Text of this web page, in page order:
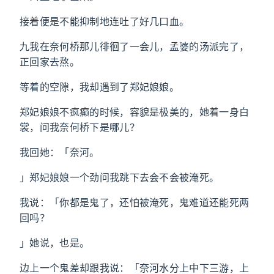
接着便是不能抑制地连吐了好几口血。
九我在奈何桥那儿徘徊了一会儿，孟婆的汤派完了，
正回家去熬。
等着的空隙，我却遇到了郑妃娘娘。
郑妃娘娘不疯癫的时候，容貌是极美的，她着一身白
裳，问我奈何桥下是哪儿？
我回她：「奈河。
」郑妃娘娘一个劲问我跳下去会不会被淹死。
我说：「你都是鬼了，还怕被淹死，鬼难道还能死两
回吗？
」她说，也是。
边上一个鬼差却跟我说：「奈河水分上中下三游，上